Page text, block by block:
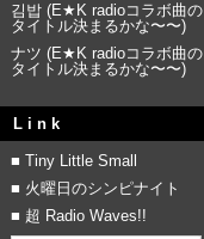
김밥 (E★K radioコラボ曲の
タイトル決まるかな〜〜)
ナツ (E★K radioコラボ曲の
タイトル決まるかな〜〜)
Link
■ Tiny Little Small
■ 火曜日のシンピナイト
■ 超 Radio Waves!!